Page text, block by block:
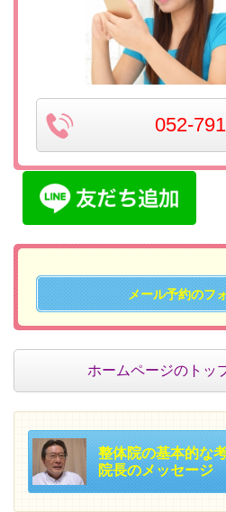
052-
メール予約のフ
ホームページのトッ
整体院の基本的な
院長のメッセージ